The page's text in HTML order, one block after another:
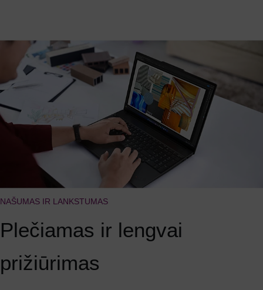
NAŠUMAS IR LANKSTUMAS
Plečiamas ir lengvai
prižiūrimas